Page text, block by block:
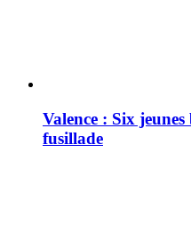
Valence : Six jeunes
fusillade